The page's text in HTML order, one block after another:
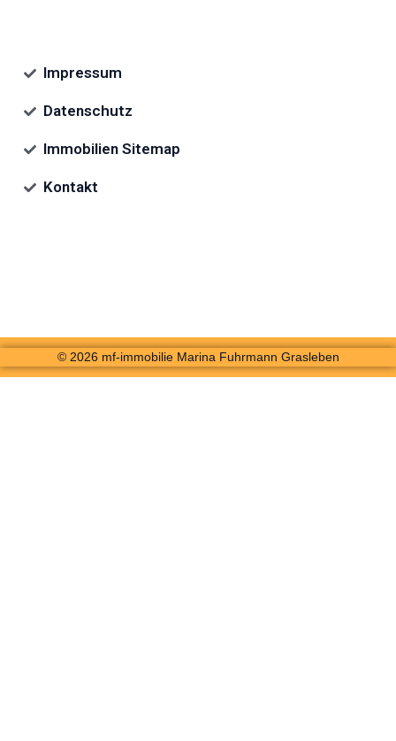
Impressum
Datenschutz
Immobilien Sitemap
Kontakt
© 2026 mf-immobilie Marina Fuhrmann Grasleben